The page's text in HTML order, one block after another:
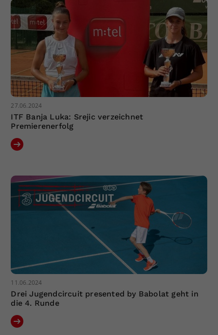
27.06.2024
ITF Banja Luka: Srejic verzeichnet
Premierenerfolg
11.06.2024
Drei Jugendcircuit presented by Babolat geht in
die 4. Runde